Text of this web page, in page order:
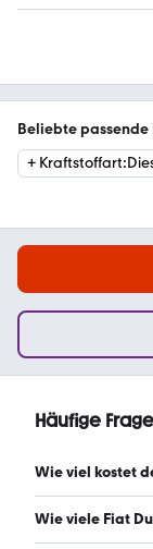
Beliebte passende
+ Kraftstoffart:
Häufige
Wie viel kostet
Ein guter Preis
Wie viele Fiat